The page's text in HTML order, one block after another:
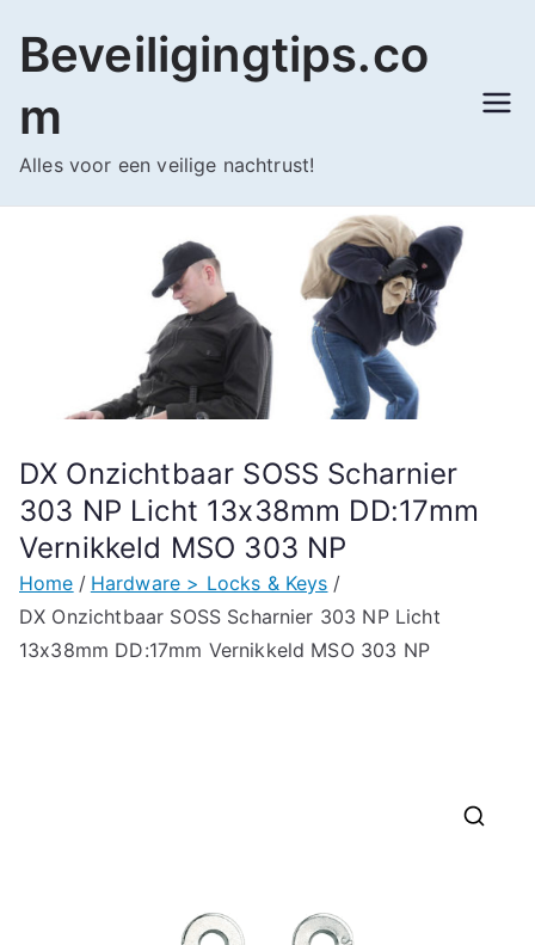
naar
inhoud
Beveiligingtips.co
m
Alles voor een veilige nachtrust!
DX Onzichtbaar SOSS Scharnier
303 NP Licht 13x38mm DD:17mm
Vernikkeld MSO 303 NP
Home
Hardware > Locks & Keys
DX Onzichtbaar SOSS Scharnier 303 NP Licht
13x38mm DD:17mm Vernikkeld MSO 303 NP